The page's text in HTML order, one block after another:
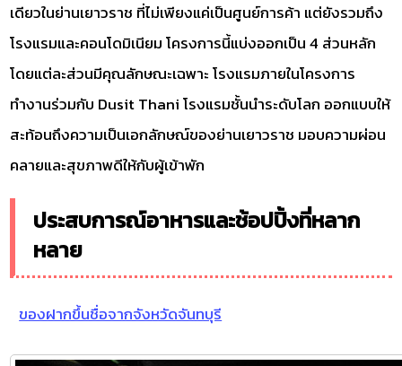
เดียวในย่านเยาวราช ที่ไม่เพียงแค่เป็นศูนย์การค้า แต่ยังรวมถึง
โรงแรมและคอนโดมิเนียม โครงการนี้แบ่งออกเป็น 4 ส่วนหลัก
โดยแต่ละส่วนมีคุณลักษณะเฉพาะ โรงแรมภายในโครงการ
ทำงานร่วมกับ Dusit Thani โรงแรมชั้นนำระดับโลก ออกแบบให้
สะท้อนถึงความเป็นเอกลักษณ์ของย่านเยาวราช มอบความผ่อน
คลายและสุขภาพดีให้กับผู้เข้าพัก
ประสบการณ์อาหารและช้อปปิ้งที่หลาก
หลาย
ของฝากขึ้นชื่อจากจังหวัดจันทบุรี